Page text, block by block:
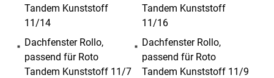
Tandem Kunststoff
11/14
Tandem Kunststoff
11/16
Dachfenster Rollo,
passend für Roto
Tandem Kunststoff 11/7
Dachfenster Rollo,
passend für Roto
Tandem Kunststoff 11/9